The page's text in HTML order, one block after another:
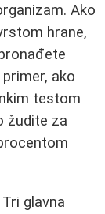
Ako
hrane,
ako
testom
žudite za
glavna